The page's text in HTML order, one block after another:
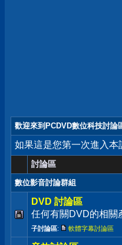
歡迎來到PCDVD數位科技討論
如果這是您第一次進入本
討論區
數位影音討論群組
DVD 討論區
任何有關DVD的相關
子討論區: 軟體字幕討論區